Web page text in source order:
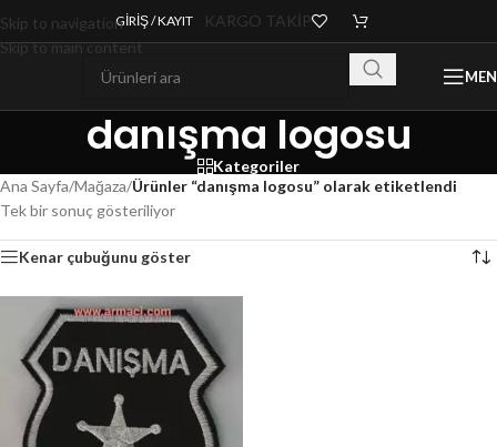
Skip to navigation
Skip to main content
GIRIŞ / KAYIT KARGO TAKİP
danışma logosu
Kategoriler
Ana Sayfa/Mağaza/Ürünler “danışma logosu” olarak etiketlendi
Tek bir sonuç gösteriliyor
Kenar çubuğunu göster